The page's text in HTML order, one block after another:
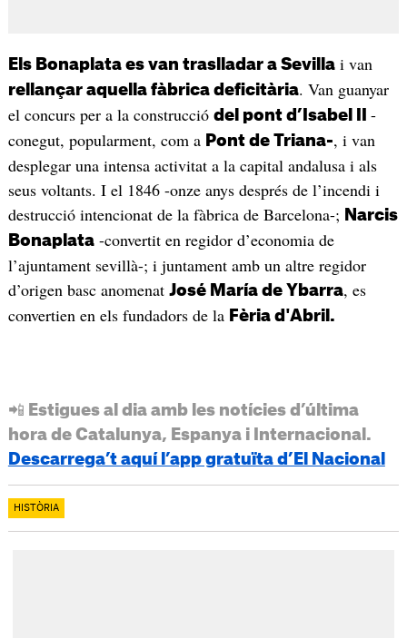
Els Bonaplata es van traslladar a Sevillai van
rellançar aquella fàbrica deficitària. Van guanyar
el concurs per a la construcció del pont d’Isabel II -
conegut, popularment, com a Pont de Triana-, i van
desplegar una intensa activitat a la capital andalusa i als
seus voltants. I el 1846 -onze anys després de l’incendi i
destrucció intencionat de la fàbrica de Barcelona-; Narcis
Bonaplata-convertit en regidor d’economia de
l’ajuntament sevillà-; i juntament amb un altre regidor
d’origen basc anomenat José María de Ybarra, es
convertien en els fundadors de la Fèria d'Abril.
📲 Estigues al dia amb les notícies d’última
hora de Catalunya, Espanya i Internacional.
Descarrega’t aquí l’app gratuïta d’El Nacional
HISTÒRIA